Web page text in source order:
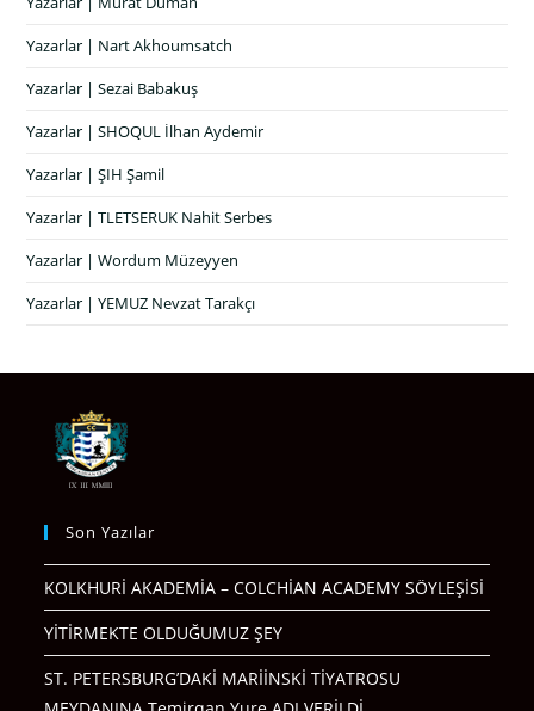
Yazarlar | Nart Akhoumsatch
Yazarlar | Sezai Babakuş
Yazarlar | SHOQUL İlhan Aydemir
Yazarlar | ŞIH Şamil
Yazarlar | TLETSERUK Nahit Serbes
Yazarlar | Wordum Müzeyyen
Yazarlar | YEMUZ Nevzat Tarakçı
Son Yazılar
KOLKHURİ AKADEMİA – COLCHİAN ACADEMY SÖYLEŞİSİ
YİTİRMEKTE OLDUĞUMUZ ŞEY
ST. PETERSBURG’DAKİ MARİİNSKİ TİYATROSU